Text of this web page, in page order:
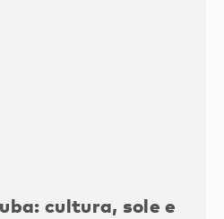
cultura, sole e